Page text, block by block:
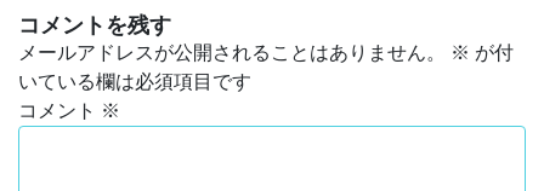
コメントを残す
メールアドレスが公開されることはありません。 ※ が付
いている欄は必須項目です
コメント ※